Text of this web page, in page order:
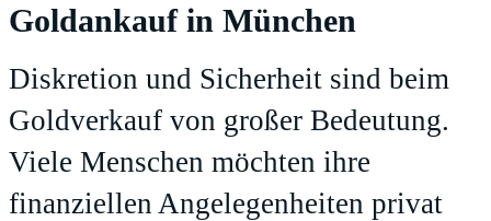
Goldankauf in München
Diskretion und Sicherheit sind beim
Goldverkauf von großer Bedeutung.
Viele Menschen möchten ihre
finanziellen Angelegenheiten privat